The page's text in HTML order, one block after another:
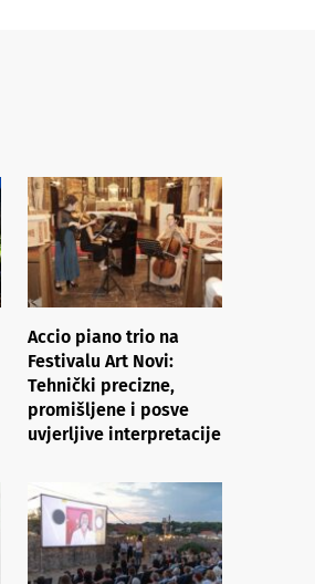
Accio piano trio na
Festivalu Art Novi:
Tehnički precizne,
promišljene i posve
uvjerljive interpretacije